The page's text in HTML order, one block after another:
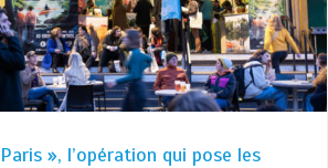
», l’opération qui pose les